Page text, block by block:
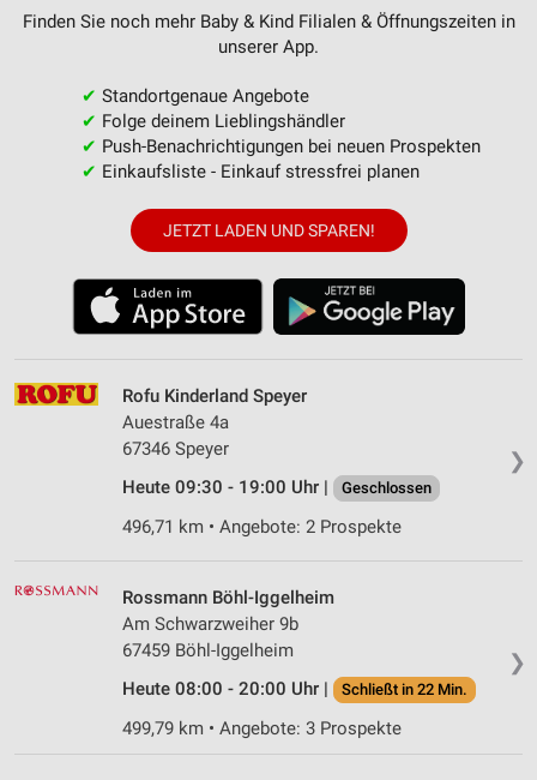
Finden Sie noch mehr Baby & Kind Filialen & Öffnungszeiten in
unserer App.
✔ Standortgenaue Angebote
✔ Folge deinem Lieblingshändler
✔ Push-Benachrichtigungen bei neuen Prospekten
✔ Einkaufsliste - Einkauf stressfrei planen
JETZT LADEN UND SPAREN!
❯
Rofu Kinderland Speyer
Auestraße 4a
67346 Speyer
Heute 09:30 - 19:00 Uhr |
Geschlossen
496,71 km • Angebote: 2 Prospekte
❯
Rossmann Böhl-Iggelheim
Am Schwarzweiher 9b
67459 Böhl-Iggelheim
Heute 08:00 - 20:00 Uhr |
Schließt in 22 Min.
499,79 km • Angebote: 3 Prospekte